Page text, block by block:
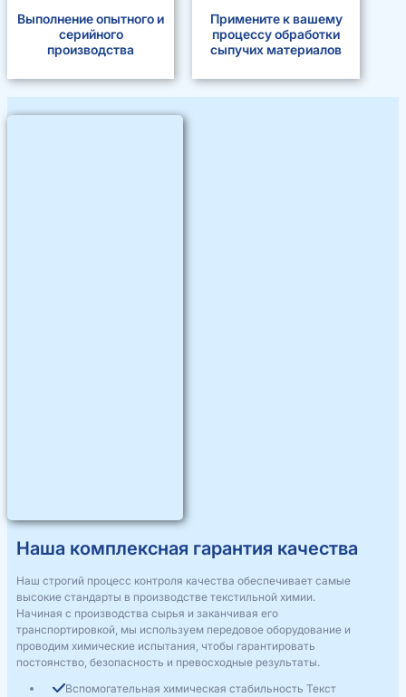
Выполнение опытного и
серийного
производства
Примените к вашему
процессу обработки
сыпучих материалов
Наша комплексная гарантия качества
Наш строгий процесс контроля качества обеспечивает самые
высокие стандарты в производстве текстильной химии.
Начиная с производства сырья и заканчивая его
транспортировкой, мы используем передовое оборудование и
проводим химические испытания, чтобы гарантировать
постоянство, безопасность и превосходные результаты.
Вспомогательная химическая стабильность Текст